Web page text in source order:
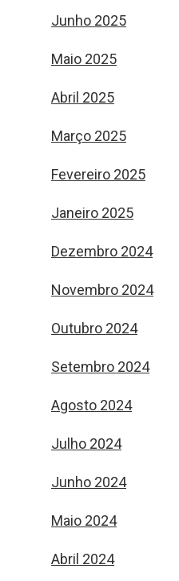
Junho 2025
Maio 2025
Abril 2025
Março 2025
Fevereiro 2025
Janeiro 2025
Dezembro 2024
Novembro 2024
Outubro 2024
Setembro 2024
Agosto 2024
Julho 2024
Junho 2024
Maio 2024
Abril 2024